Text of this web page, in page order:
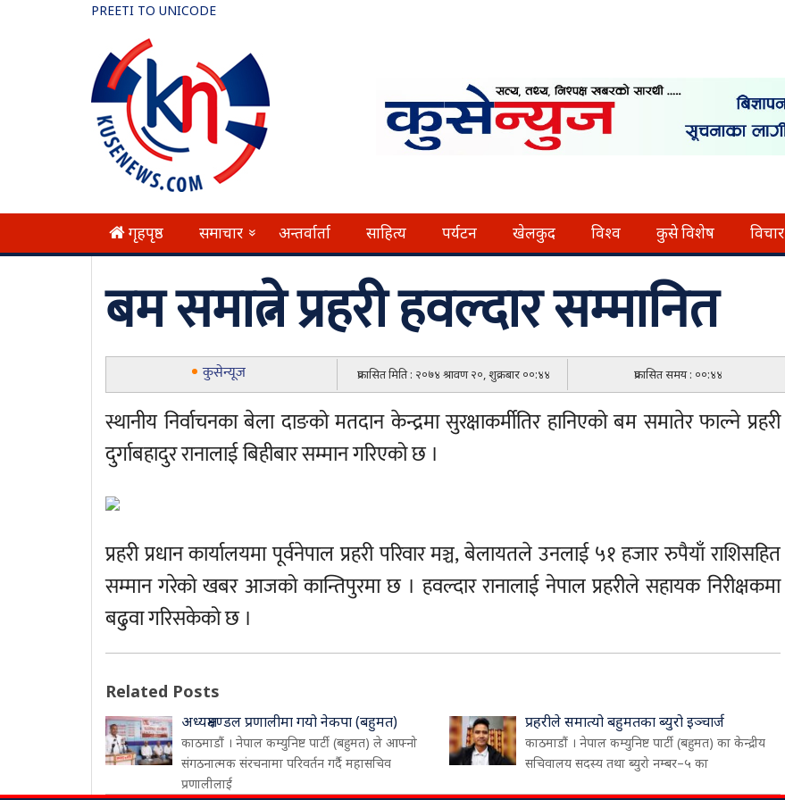
PREETI TO UNICODE
गृहपृष्ठ समाचार » अन्तर्वार्ता साहित्य पर्यटन खेलकुद विश्व कुसे विशेष विचार
बम समात्ने प्रहरी हवल्दार सम्मानित
कुसेन्यूज प्रकासित मिति : २०७४ श्रावण २०, शुक्रबार ००:४४ प्रकासित समय : ००:४४
स्थानीय निर्वाचनका बेला दाङको मतदान केन्द्रमा सुरक्षाकर्मीतिर हानिएको बम समातेर फाल्ने प्रहरी
दुर्गाबहादुर रानालाई बिहीबार सम्मान गरिएको छ ।
प्रहरी प्रधान कार्यालयमा पूर्वनेपाल प्रहरी परिवार मञ्च, बेलायतले उनलाई ५१ हजार रुपैयाँ राशिसहित
सम्मान गरेको खबर आजको कान्तिपुरमा छ । हवल्दार रानालाई नेपाल प्रहरीले सहायक निरीक्षकमा
बढुवा गरिसकेको छ ।
Related Posts
अध्यक्षमण्डल प्रणालीमा गयो नेकपा (बहुमत)
काठमाडौं । नेपाल कम्युनिष्ट पार्टी (बहुमत) ले आफ्नो
संगठनात्मक संरचनामा परिवर्तन गर्दै महासचिव
प्रणालीलाई
प्रहरीले समात्यो बहुमतका ब्युरो इञ्चार्ज
काठमाडौं । नेपाल कम्युनिष्ट पार्टी (बहुमत) का केन्द्रीय
सचिवालय सदस्य तथा ब्युरो नम्बर–५ का